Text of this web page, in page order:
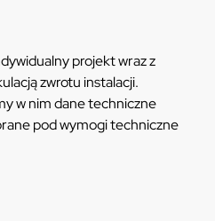
projekt wraz z
zwrotu instalacji.
w nim dane techniczne
pod wymogi techniczne